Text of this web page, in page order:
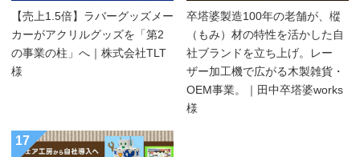
【売上1.5倍】ラバーグッズメー
カーがアクリルグッズを「第2
の事業の柱」へ｜株式会社TLT
様
卒塔婆製造100年の老舗が、樅
（もみ）材の特性を活かした自
社ブランドを立ち上げ。レー
ザー加工機で広がる木製雑貨・
OEM事業。｜田中卒塔婆works
様
17